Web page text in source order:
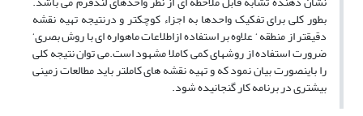
بطور کلی برای تفکیک واحدها به اجزاء کوچکتر و درنتیجه تهیه نقشه
دقیقتر از منطقه ‘ علاوه بر استفاده ازاطلاعات ماهواره ای با روش بصری‘
ضرورت استفاده از روشهای کمی کاملا مشهود است.می توان نتیجه کلی
را باینصورت بیان نمود که و تهیه نقشه های کاملتر باید مطالعات زمینی
بیشتری در برنامه کار گنجانیده شود.